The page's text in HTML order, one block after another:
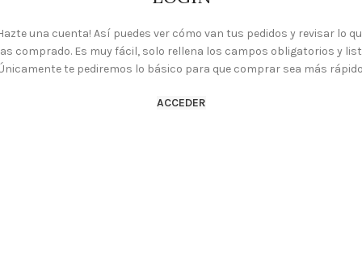
una cuenta! Así puedes ver cómo van tus pedidos y revisar lo
comprado. Es muy fácil, solo rellena los campos obligatorios y
te pediremos lo básico para que comprar sea más
ACCEDER